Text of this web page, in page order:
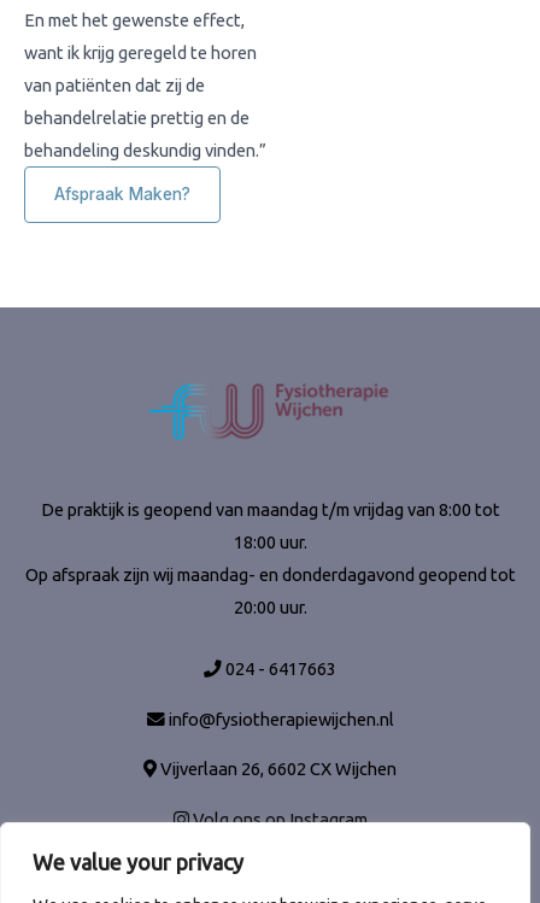
We value your privacy
En met het gewenste effect,
want ik krijg geregeld te horen
van patiënten dat zij de
behandelrelatie prettig en de
behandeling deskundig vinden.”
Afspraak Maken?
De praktijk is geopend van maandag t/m vrijdag van 8:00 tot
18:00 uur.
Op afspraak zijn wij maandag- en donderdagavond geopend tot
20:00 uur.
024 - 6417663
info@fysiotherapiewijchen.nl
Vijverlaan 26, 6602 CX Wijchen
Volg ons op Instagram